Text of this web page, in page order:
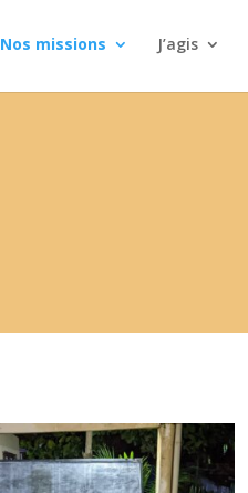
Nos missions J’agis